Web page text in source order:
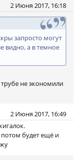
2 Июня 2017, 16:18
запросто могут
видно, а в темное
не экономили
2 Июня 2017, 16:49
будет ещё и